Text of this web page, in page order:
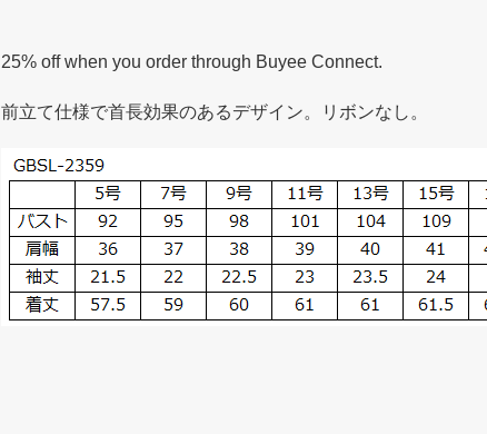
25% off when you order through Buyee Connect.
前立て仕様で首長効果のあるデザイン。リボンなし。